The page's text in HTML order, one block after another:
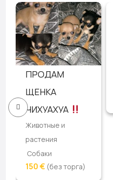
ПРОДАМ
ЩЕНКА
ЧИХУАХУА
Животные и
растения
Собаки
150 € (без торга)